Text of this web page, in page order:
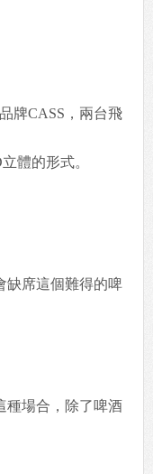
牌CASS，兩台飛
體的形式。
缺席這個難得的啤
種場合，除了啤酒